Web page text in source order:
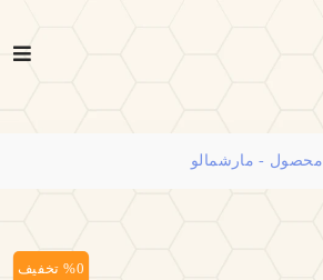
محصول - مارشمالو
%0 تخفیف